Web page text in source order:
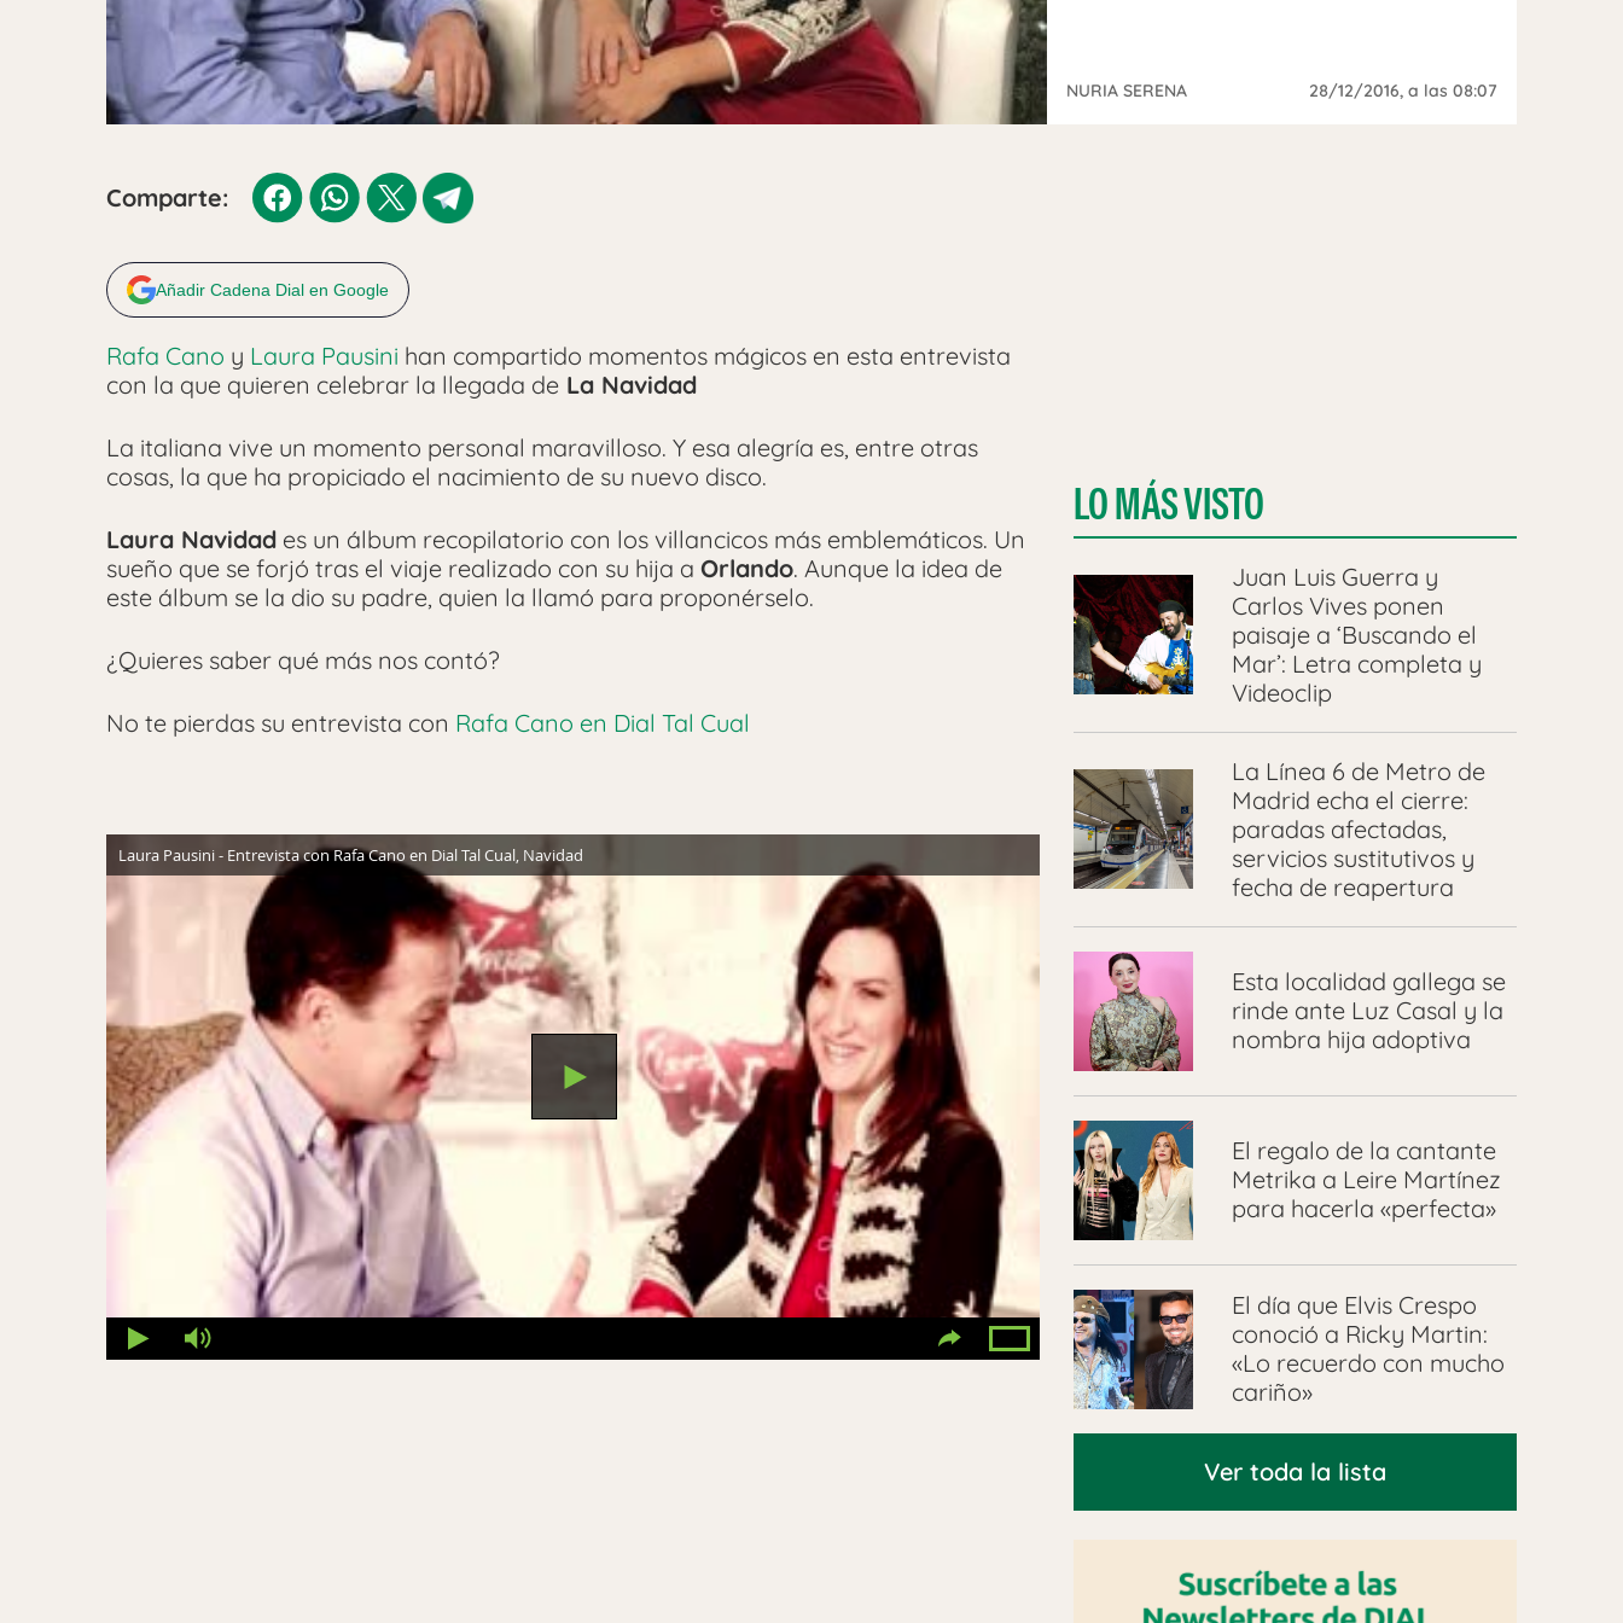
NURIA SERENA 28/12/2016, a las 08:07
Comparte:
Añadir Cadena Dial en Google
Rafa Cano y Laura Pausini han compartido momentos mágicos en esta entrevista
con la que quieren celebrar la llegada de La Navidad
La italiana vive un momento personal maravilloso. Y esa alegría es, entre otras
cosas, la que ha propiciado el nacimiento de su nuevo disco.
Laura Navidad es un álbum recopilatorio con los villancicos más emblemáticos. Un
sueño que se forjó tras el viaje realizado con su hija a Orlando. Aunque la idea de
este álbum se la dio su padre, quien la llamó para proponérselo.
¿Quieres saber qué más nos contó?
No te pierdas su entrevista con Rafa Cano en Dial Tal Cual
Laura Pausini - Entrevista con Rafa Cano en Dial Tal Cual, Navidad
LO MÁS VISTO
Juan Luis Guerra y
Carlos Vives ponen
paisaje a ‘Buscando el
Mar’: Letra completa y
Videoclip
La Línea 6 de Metro de
Madrid echa el cierre:
paradas afectadas,
servicios sustitutivos y
fecha de reapertura
Esta localidad gallega se
rinde ante Luz Casal y la
nombra hija adoptiva
El regalo de la cantante
Metrika a Leire Martínez
para hacerla «perfecta»
El día que Elvis Crespo
conoció a Ricky Martin:
«Lo recuerdo con mucho
cariño»
Ver toda la lista